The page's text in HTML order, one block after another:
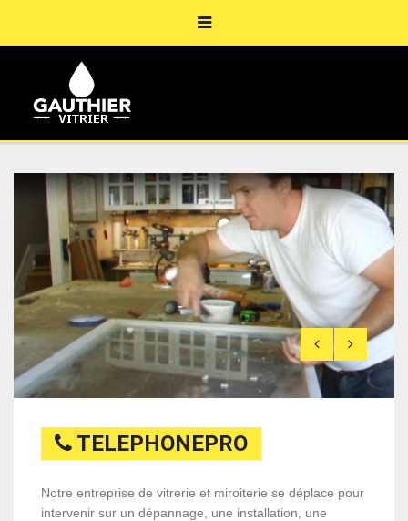
TELEPHONEPRO
Notre entreprise de vitrerie et miroiterie se déplace pour
intervenir sur un dépannage, une installation, une